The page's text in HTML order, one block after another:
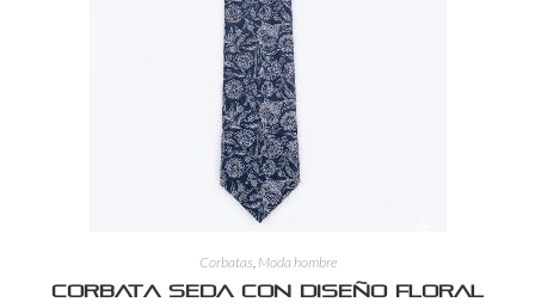
Corbatas Moda hombre
Corbata Seda con Diseño Floral